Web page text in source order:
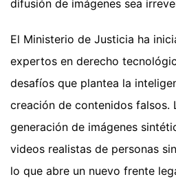
difusión de imágenes sea
El Ministerio de Justicia ha
expertos en derecho
desafíos que plantea la
creación de contenidos falsos.
generación de imágenes
videos realistas de personas
lo que abre un nuevo frente